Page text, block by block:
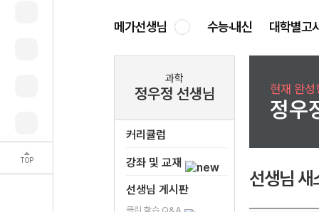
TOP
메가선생님 수능·내신 대학별고
과학
정우정 선생님
커리큘럼
강좌 및 교재
선생님 게시판
현재 완
정우
선생님 새